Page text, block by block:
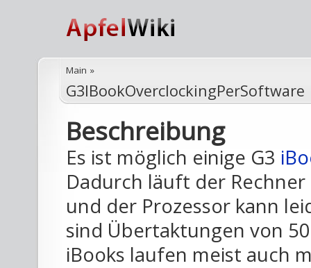
Main »
G3IBookOverclockingPerSoftware
Beschreibung
Es ist möglich einige G3
Dadurch läuft der
und der Prozessor kann
sind Übertaktungen von
iBooks laufen meist auch